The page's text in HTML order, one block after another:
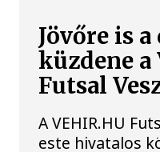
Jövőre is
küzdene a
Futsal
A VEHIR.HU
este hivatalos